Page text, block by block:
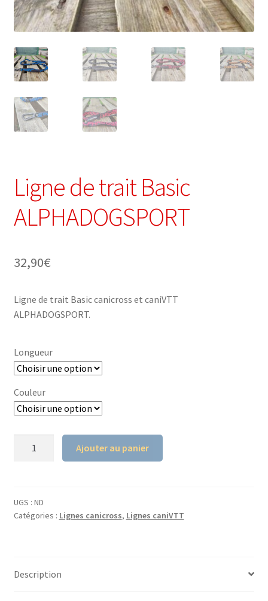
Ligne de trait Basic
ALPHADOGSPORT
32,90€
Ligne de trait Basic canicross et caniVTT
ALPHADOGSPORT.
Longueur
Couleur
trait
Basic
Ajouter au panier
UGS : ND
Catégories : Lignes canicross, Lignes caniVTT
Description